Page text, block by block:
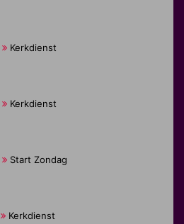
Kerkdienst
Kerkdienst
Start Zondag
Kerkdienst